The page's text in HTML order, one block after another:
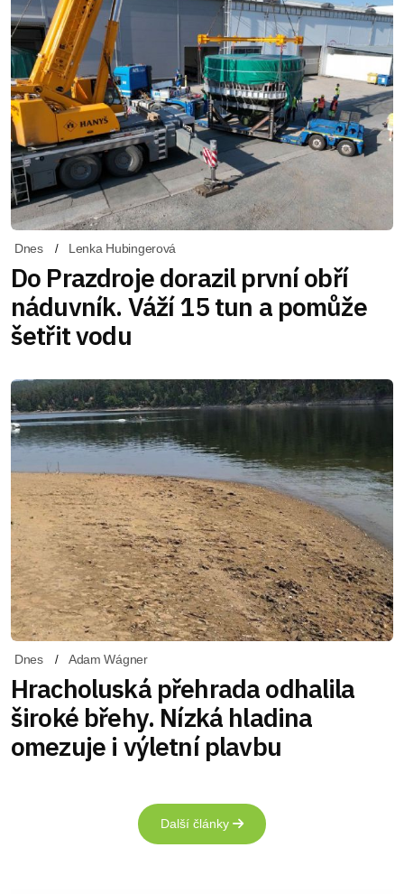
Dnes Lenka Hubingerová
Do Prazdroje dorazil první obří
náduvník. Váží 15 tun a pomůže
šetřit vodu
Dnes Adam Wágner
Hracholuská přehrada odhalila
široké břehy. Nízká hladina
omezuje i výletní plavbu
Další články